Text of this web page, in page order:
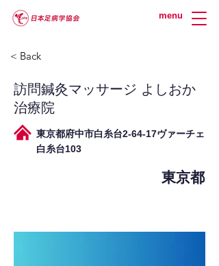
menu
< Back
訪問鍼灸マッサージ よしおか
治療院
東京都府中市白糸台2-64-17ヴァーチェ
白糸台103
東京都